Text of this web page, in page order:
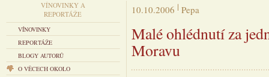
VÍNOVINKY A
REPORTÁŽE
VÍNOVINKY
REPORTÁŽE
BLOGY AUTORŮ
O VĚCECH OKOLO
10.10.2006 Pepa
Malé ohlédnutí za
Moravu